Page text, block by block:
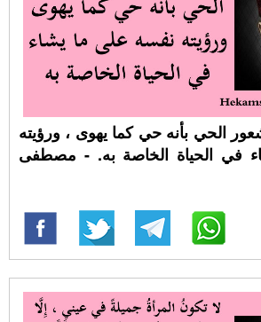
الحي بأنه حي كما يهوى ، ورؤيته
في الحياة الخاصة به. - مصطفى